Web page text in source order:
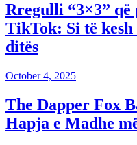
Rregulli “3×3” që
TikTok: Si të
ditës
October 4, 2025
The Dapper Fox
Hapja e Madhe